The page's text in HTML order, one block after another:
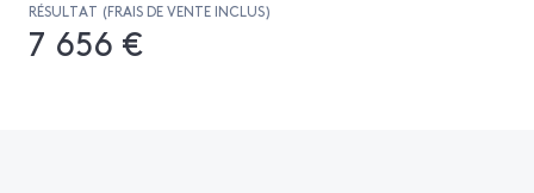
RÉSULTAT (FRAIS DE VENTE INCLUS)
7 656 €